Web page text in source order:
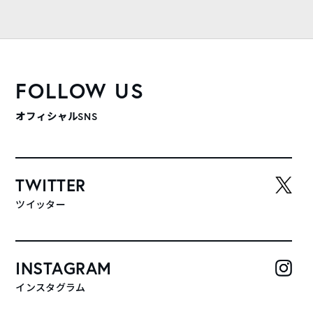
FOLLOW US
オフィシャルSNS
TWITTER
ツイッター
INSTAGRAM
インスタグラム